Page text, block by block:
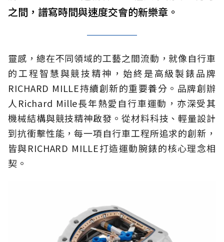
之間，譜寫時間與速度交會的新樂章。
靈感，總在不同領域的工藝之間流動，就像自行車
的工程智慧與競技精神，始終是高級製錶品牌
RICHARD MILLE持續創新的重要養分。品牌創辦
人Richard Mille長年熱愛自行車運動，亦深受其
機械結構與競技精神啟發。從材料科技、輕量設計
到抗衝擊性能，每一項自行車工程所追求的創新，
皆與RICHARD MILLE打造運動腕錶的核心理念相
契。